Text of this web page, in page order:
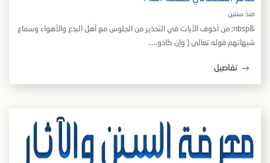
منذ سنتين
&nbsp; من أخوف الآيات في التحذير من الجلوس مع أهل البدع والأهواء وسماع
شبهاتهم قوله تعالى { وإن كادو.....
تفاصيل